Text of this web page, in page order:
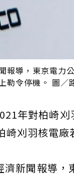
報導，東京電力
勒令停機。 圖／
年對柏崎刈
刈羽核電
濟新聞報導